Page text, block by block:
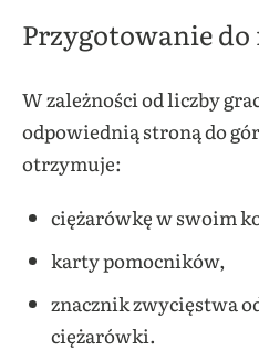
Przygotowanie
W zależności od liczby
odpowiednią stroną do
otrzymuje:
ciężarówkę w swoim
karty pomocników,
znacznik zwycięstwa
ciężarówki.